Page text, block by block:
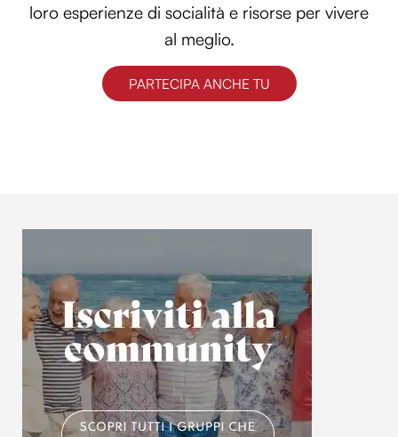
loro esperienze di socialità e risorse per vivere
al meglio.
PARTECIPA ANCHE TU